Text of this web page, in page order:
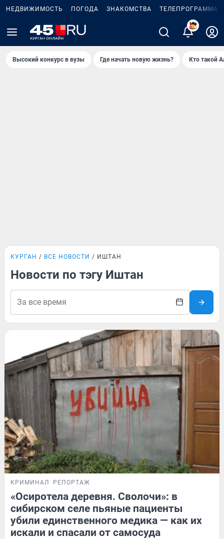
НЕДВИЖИМОСТЬ ПОГОДА ЗНАКОМСТВА ТЕЛЕПРОГРАММА
Высокий конкурс в вузы Где начать новую жизнь? Кто такой
КУРГАН ВСЕ НОВОСТИ ИШТАН
Новости по тэгу Иштан
КРИМИНАЛ РЕПОРТАЖ
«Осиротела деревня. Сволочи»: в
сибирском селе пьяные пациенты
убили единственного медика — как их
искали и спасали от самосуда